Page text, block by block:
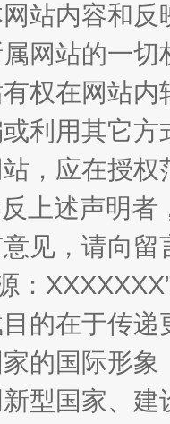
如何以
网站内容和
网站的一
权在网站
利用其它
，应在授
上述声明
见，请向
：
的在于传
的国际形
型国家、